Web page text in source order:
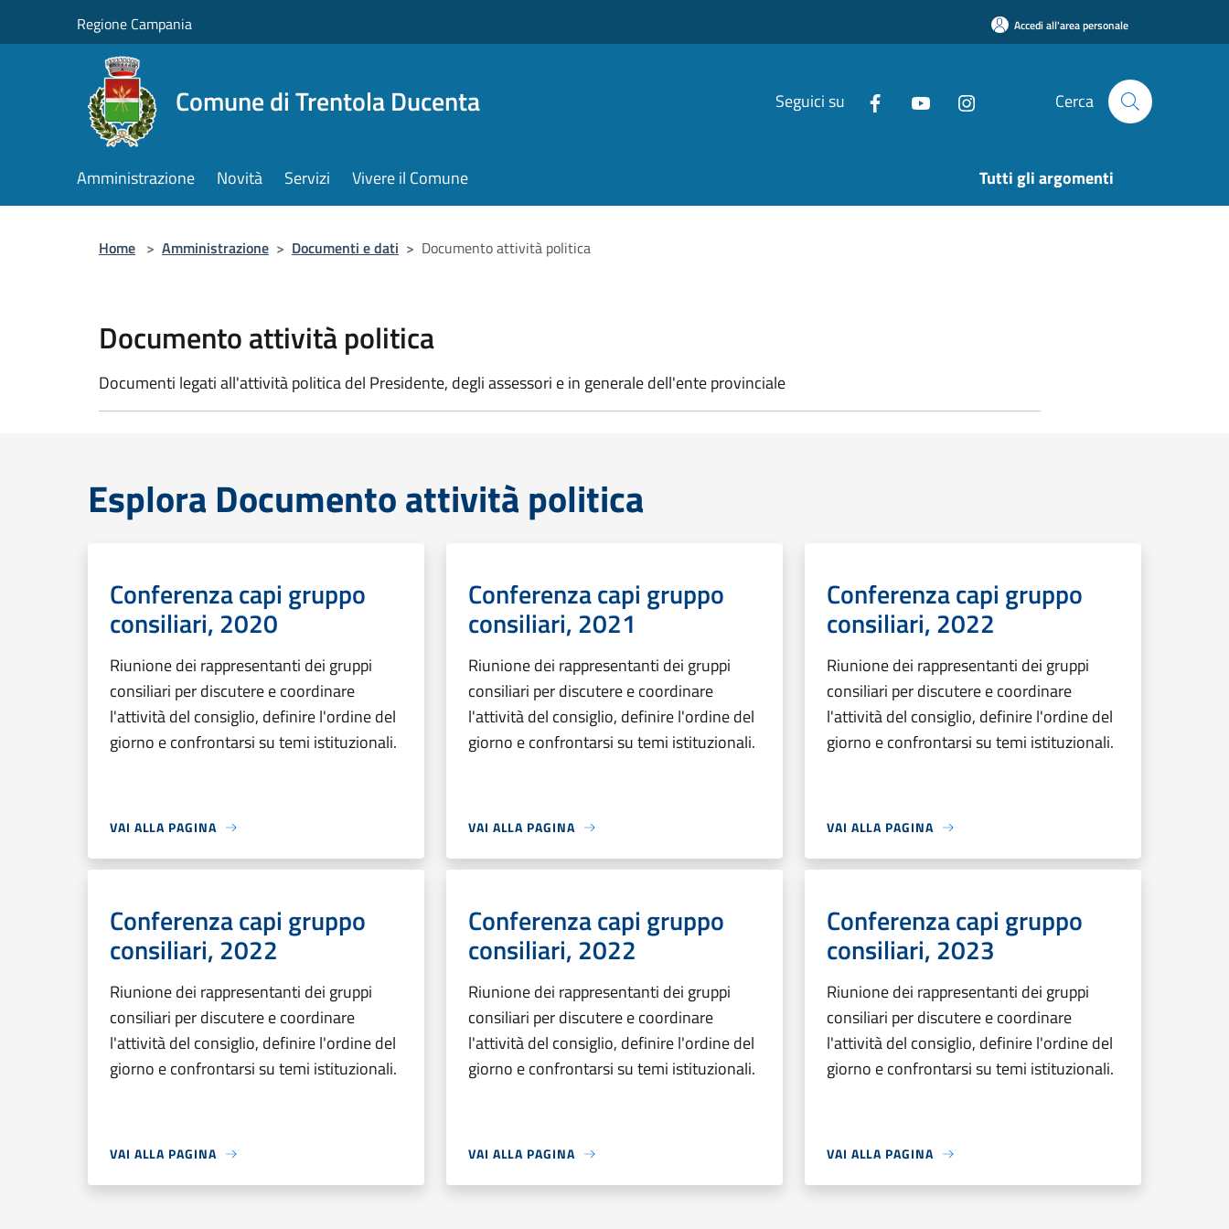
Regione Campania Accedi all'area personale
Comune di Trentola Ducenta Seguici su Cerca
Amministrazione Novità Servizi Vivere il Comune Tutti gli argomenti
Home > Amministrazione > Documenti e dati > Documento attività politica
Documento attività politica
Documenti legati all'attività politica del Presidente, degli assessori e in generale dell'ente provinciale
Esplora Documento attività politica
Conferenza capi gruppo
consiliari, 2020
Riunione dei rappresentanti dei gruppi
consiliari per discutere e coordinare
l'attività del consiglio, definire l'ordine del
giorno e confrontarsi su temi istituzionali.
VAI ALLA PAGINA
Conferenza capi gruppo
consiliari, 2021
Riunione dei rappresentanti dei gruppi
consiliari per discutere e coordinare
l'attività del consiglio, definire l'ordine del
giorno e confrontarsi su temi istituzionali.
VAI ALLA PAGINA
Conferenza capi gruppo
consiliari, 2022
Riunione dei rappresentanti dei gruppi
consiliari per discutere e coordinare
l'attività del consiglio, definire l'ordine del
giorno e confrontarsi su temi istituzionali.
VAI ALLA PAGINA
Conferenza capi gruppo
consiliari, 2022
Riunione dei rappresentanti dei gruppi
consiliari per discutere e coordinare
l'attività del consiglio, definire l'ordine del
giorno e confrontarsi su temi istituzionali.
VAI ALLA PAGINA
Conferenza capi gruppo
consiliari, 2022
Riunione dei rappresentanti dei gruppi
consiliari per discutere e coordinare
l'attività del consiglio, definire l'ordine del
giorno e confrontarsi su temi istituzionali.
VAI ALLA PAGINA
Conferenza capi gruppo
consiliari, 2023
Riunione dei rappresentanti dei gruppi
consiliari per discutere e coordinare
l'attività del consiglio, definire l'ordine del
giorno e confrontarsi su temi istituzionali.
VAI ALLA PAGINA